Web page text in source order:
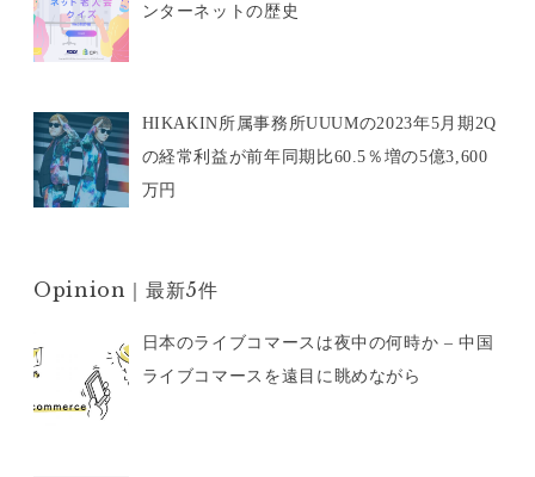
ンターネットの歴史
HIKAKIN所属事務所UUUMの2023年5月期2Q
の経常利益が前年同期比60.5％増の5億3,600
万円
Opinion｜最新5件
日本のライブコマースは夜中の何時か – 中国
ライブコマースを遠目に眺めながら